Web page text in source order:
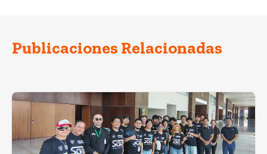
Publicaciones Relacionadas